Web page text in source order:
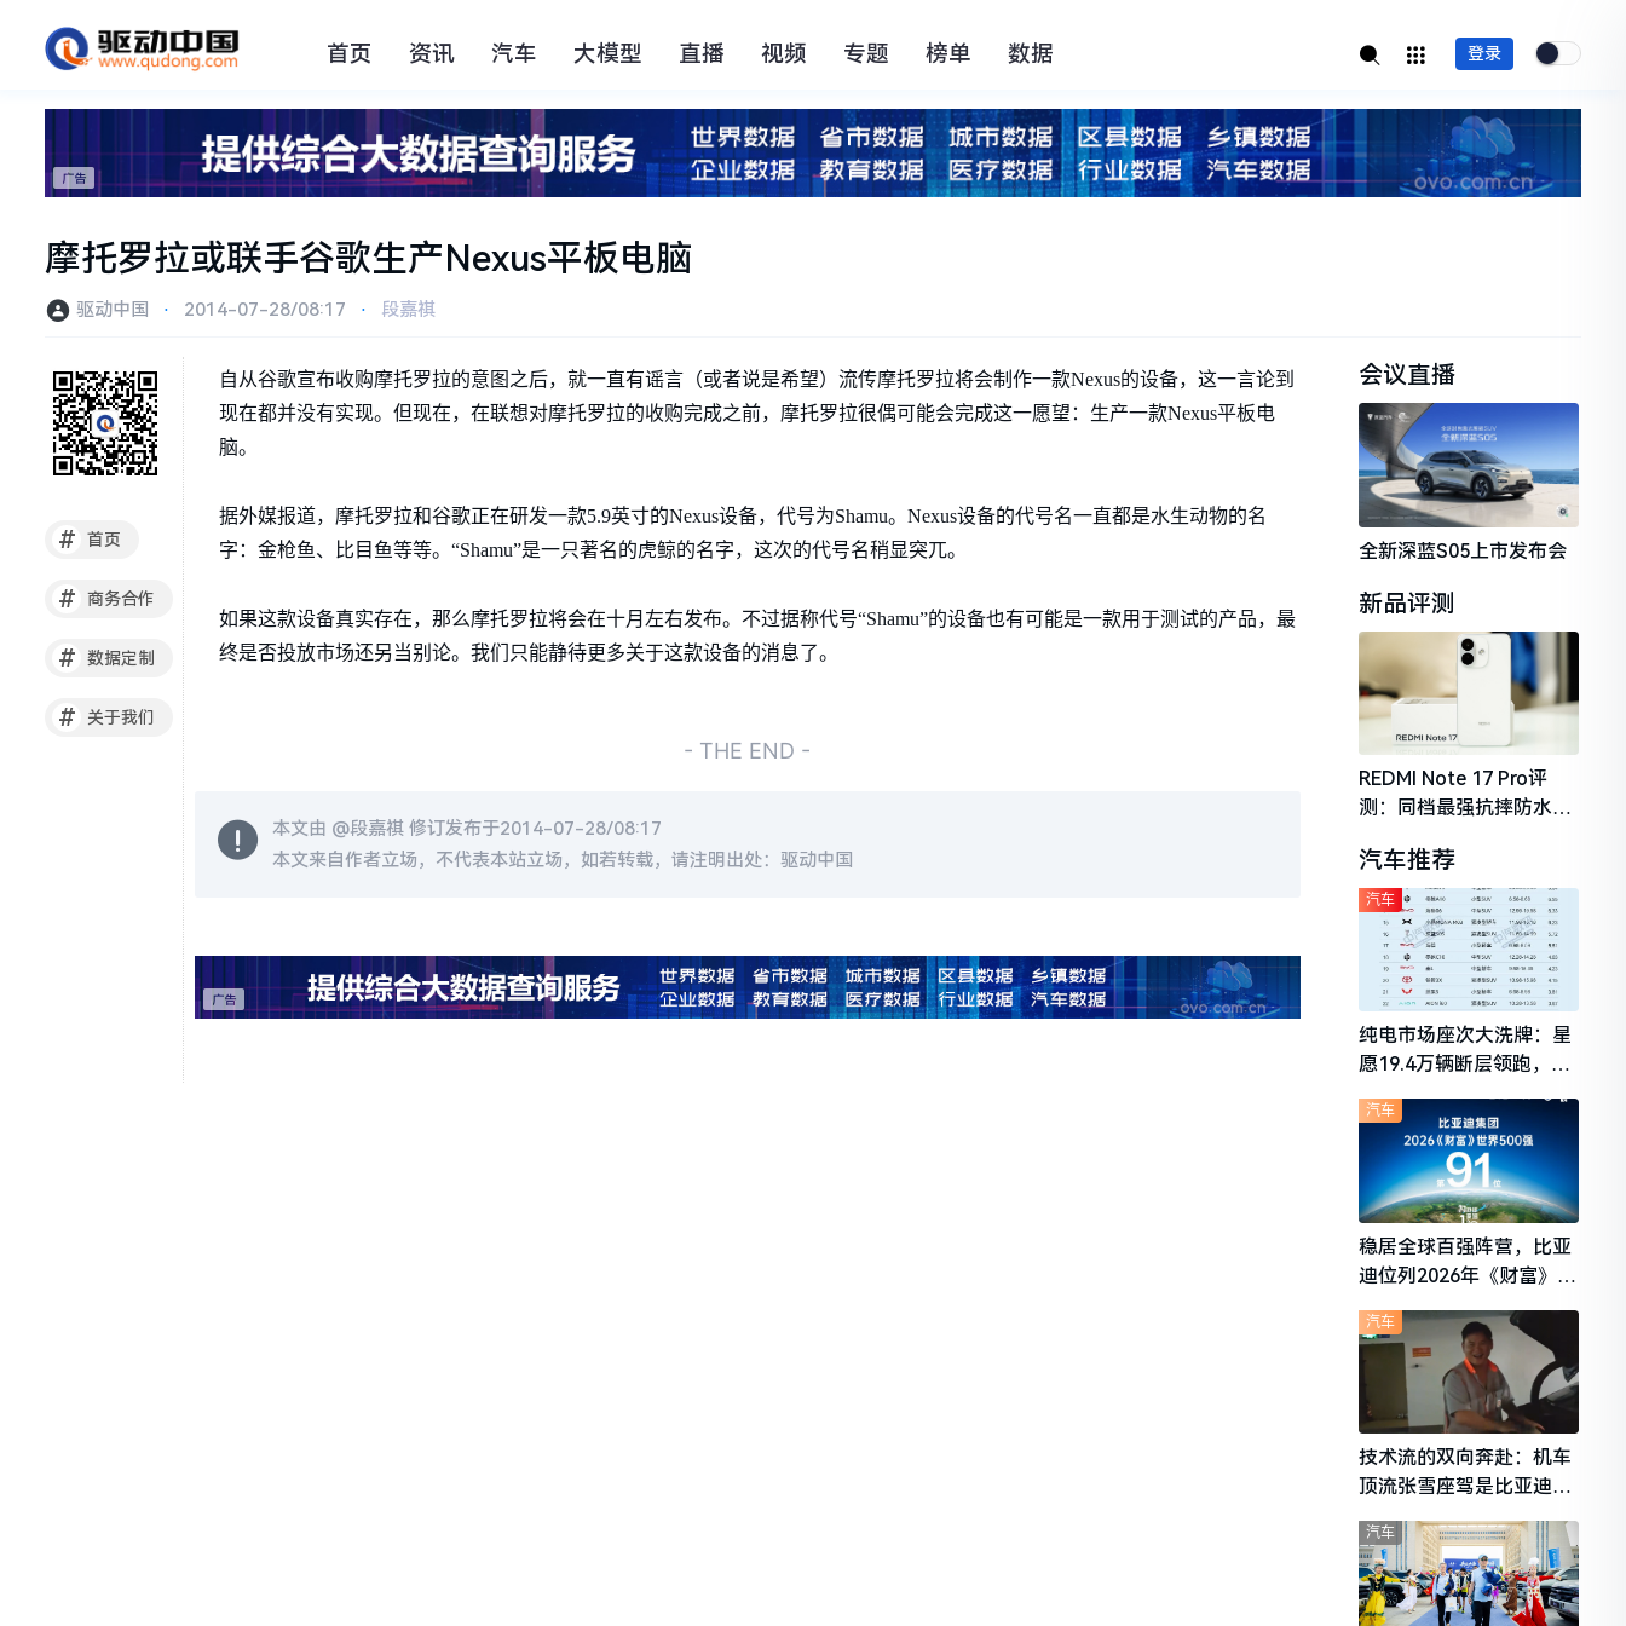
首页 资讯 汽车 大模型 直播 视频 专题 榜单 数据 登录
摩托罗拉或联手谷歌生产Nexus平板电脑
驱动中国 ⋅ 2014-07-28/08:17 ⋅ 段嘉祺
# 首页
# 商务合作
# 数据定制
# 关于我们
自从谷歌宣布收购摩托罗拉的意图之后，就一直有谣言（或者说是希望）流传摩托罗拉将会制作一款Nexus的设备，这一言论到
现在都并没有实现。但现在，在联想对摩托罗拉的收购完成之前，摩托罗拉很偶可能会完成这一愿望：生产一款Nexus平板电
脑。
据外媒报道，摩托罗拉和谷歌正在研发一款5.9英寸的Nexus设备，代号为Shamu。Nexus设备的代号名一直都是水生动物的名
字：金枪鱼、比目鱼等等。“Shamu”是一只著名的虎鲸的名字，这次的代号名稍显突兀。
如果这款设备真实存在，那么摩托罗拉将会在十月左右发布。不过据称代号“Shamu”的设备也有可能是一款用于测试的产品，最
终是否投放市场还另当别论。我们只能静待更多关于这款设备的消息了。
- THE END -
本文由 @段嘉祺修订发布于2014-07-28/08:17
本文来自作者立场，不代表本站立场，如若转载，请注明出处：驱动中国
会议直播
全新深蓝S05上市发布会
新品评测
REDMI Note 17 Pro评
测：同档最强抗摔防水，
守门员
汽车推荐
纯电市场座次大洗牌：星
愿19.4万辆断层领跑，理
想i6成最强黑马
汽车
稳居全球百强阵营，比亚
迪位列2026年《财富》世
汽车
技术流的双向奔赴：机车
顶流张雪座驾是比亚迪秦
L
汽车
汽车